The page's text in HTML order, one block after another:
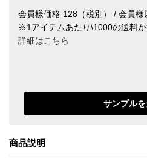
会員様価格 128（税別） / 会員様
※1アイテムあたり\1000の送料が
詳細はこちら
商品説明